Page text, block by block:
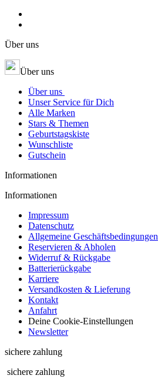
Über uns
Über uns
Über uns
Unser Service für Dich
Alle Marken
Stars & Themen
Geburtstagskiste
Wunschliste
Gutschein
Informationen
Informationen
Impressum
Datenschutz
Allgemeine Geschäftsbedingungen
Reservieren & Abholen
Widerruf & Rückgabe
Batterierückgabe
Karriere
Versandkosten & Lieferung
Kontakt
Anfahrt
Deine Cookie-Einstellungen
Newsletter
sichere zahlung
sichere zahlung